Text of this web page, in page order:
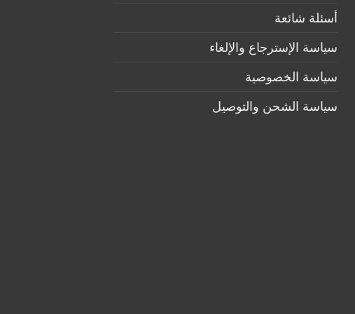
أسئلة شائعة
سياسة الإسترجاع والإلغاء
سياسة الخصوصية
سياسة الشحن والتوصيل